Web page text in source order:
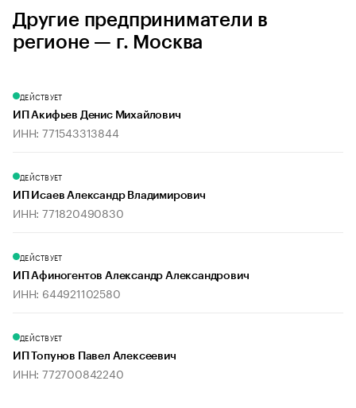
Другие предприниматели в
регионе — г. Москва
ДЕЙСТВУЕТ
ИП Акифьев Денис Михайлович
ИНН: 771543313844
ДЕЙСТВУЕТ
ИП Исаев Александр Владимирович
ИНН: 771820490830
ДЕЙСТВУЕТ
ИП Афиногентов Александр Александрович
ИНН: 644921102580
ДЕЙСТВУЕТ
ИП Топунов Павел Алексеевич
ИНН: 772700842240